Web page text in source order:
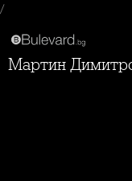
/
Мартин